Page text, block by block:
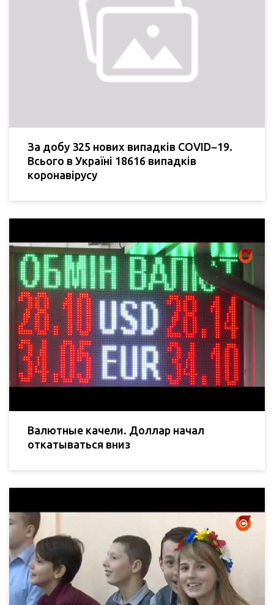
За добу 325 нових випадків COVID−19.
Всього в Україні 18616 випадків
коронавірусу
Валютные качели. Доллар начал
откатываться вниз